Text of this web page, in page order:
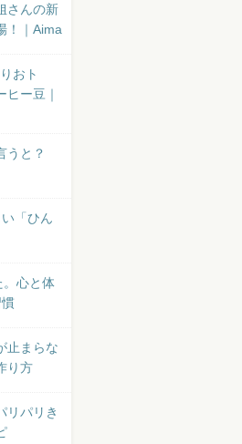
さんの新
！｜Aima
おト
ー豆｜
うと？
「ひん
。心と体
止まらな
り方
リパリき